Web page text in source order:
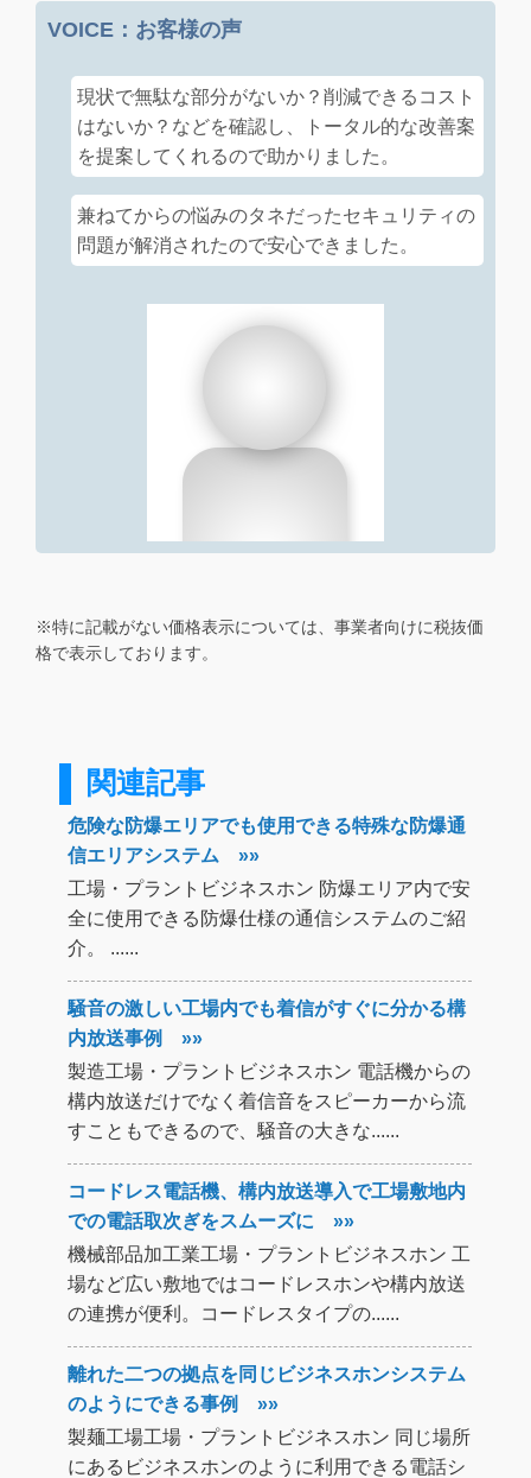
VOICE：お客様の声
現状で無駄な部分がないか？削減できるコスト
はないか？などを確認し、トータル的な改善案
を提案してくれるので助かりました。
兼ねてからの悩みのタネだったセキュリティの
問題が解消されたので安心できました。
※特に記載がない価格表示については、事業者向けに税抜価
格で表示しております。
関連記事
危険な防爆エリアでも使用できる特殊な防爆通
信エリアシステム »»
工場・プラントビジネスホン 防爆エリア内で安
全に使用できる防爆仕様の通信システムのご紹
介。 ......
騒音の激しい工場内でも着信がすぐに分かる構
内放送事例 »»
製造工場・プラントビジネスホン 電話機からの
構内放送だけでなく着信音をスピーカーから流
すこともできるので、騒音の大きな......
コードレス電話機、構内放送導入で工場敷地内
での電話取次ぎをスムーズに »»
機械部品加工業工場・プラントビジネスホン 工
場など広い敷地ではコードレスホンや構内放送
の連携が便利。コードレスタイプの......
離れた二つの拠点を同じビジネスホンシステム
のようにできる事例 »»
製麺工場工場・プラントビジネスホン 同じ場所
にあるビジネスホンのように利用できる電話シ